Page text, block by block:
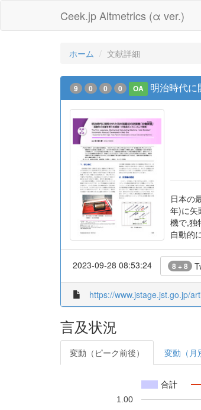
Ceek.jp Altmetrics (α ver.)
ホーム 文献詳細
9 0 0 0 OA 明治時代に
日本の
年)に矢
機で,独
自動的
2023-09-28 08:53:24 8 + 8
https://www.jstage.jst.go.jp/
言及状況
変動（ピーク前後） 変動（月
合計
1.00